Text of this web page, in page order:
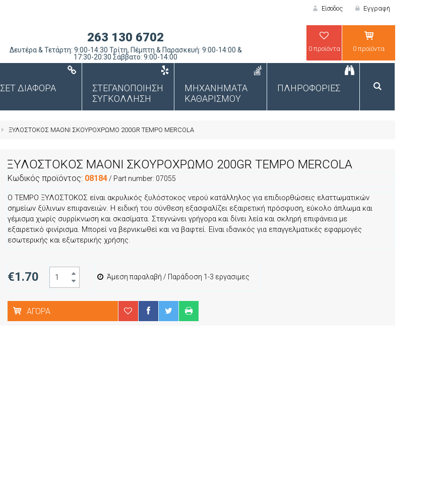
Είσοδος
ΕΙΣΟΔΟΣ
Εγγραφή
263 130 6702
Δευτέρα & Τετάρτη: 9:00-14:30 Τρίτη, Πέμπτη & Παρασκευή: 9:00-14:00 &
17:30-20:30 Σάββατο: 9:00-14:00
0 προϊόντα 0 προϊόντα
ΣΕΤ ΔΙΑΦΟΡΑ
ΣΤΕΓΑΝΟΠΟΙΗΣΗ
ΣΥΓΚΟΛΛΗΣΗ
ΜΗΧΑΝΗΜΑΤΑ
ΚΑΘΑΡΙΣΜΟΥ
ΠΛΗΡΟΦΟΡΙΕΣ
ΞΥΛΟΣΤΟΚΟΣ ΜΑΟΝΙ ΣΚΟΥΡΟΧΡΩΜΟ 200GR TEMPO MERCOLA
ΞΥΛΟΣΤΟΚΟΣ ΜΑΟΝΙ ΣΚΟΥΡΟΧΡΩΜΟ 200GR TEMPO MERCOLA
Κωδικός προϊόντος: 08184 / Part number: 07055
Ο TEMPO ΞΥΛΟΣΤΟΚΟΣ είναι ακρυλικός ξυλόστοκος νερού κατάλληλος για επιδιορθώσεις ελαττωματικών
σημείων ξύλινων επιφανειών. Η ειδική του σύνθεση εξασφαλίζει εξαιρετική πρόσφυση, εύκολο άπλωμα και
γέμισμα χωρίς συρρίκνωση και σκασίματα. Στεγνώνει γρήγορα και δίνει λεία και σκληρή επιφάνεια με
εξαιρετικό φινίρισμα. Μπορεί να βερνικωθεί και να βαφτεί. Είναι ιδανικός για επαγγελματικές εφαρμογές
εσωτερικής και εξωτερικής χρήσης.
€1.70 Άμεση παραλαβή / Παράδοση 1-3 εργασιμες
ΑΓΟΡΆ